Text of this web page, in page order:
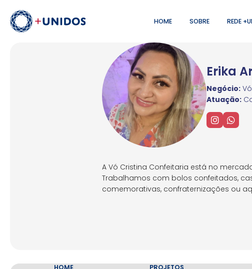
HOME SOBRE REDE
Erika
Negócio:
Atuação:
A Vó Cristina Confeitaria está no
Trabalhamos com bolos confeitados,
comemorativas, confraternizações ou